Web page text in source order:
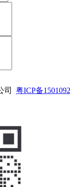
司 粤ICP备